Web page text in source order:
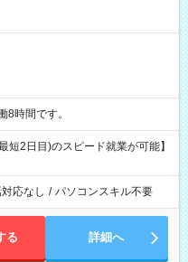
実働8時間です。
短2日目)のスピード就業が可能】
応なし / パソコンスキル不要
る 詳細へ